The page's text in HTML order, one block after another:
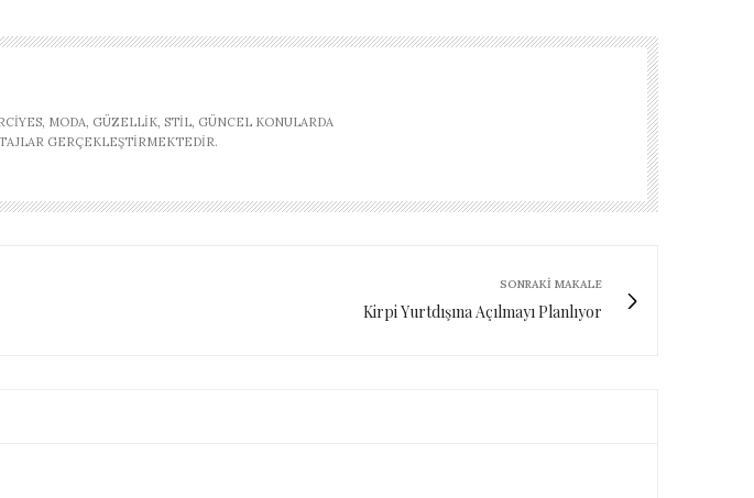
MODA, GÜZELLIK, STIL, GÜNCEL KONULARDA
GERÇEKLEŞTIRMEKTEDIR.
SONRAKI MAKALE
Kirpi Yurtdışına Açılmayı Planlıyor